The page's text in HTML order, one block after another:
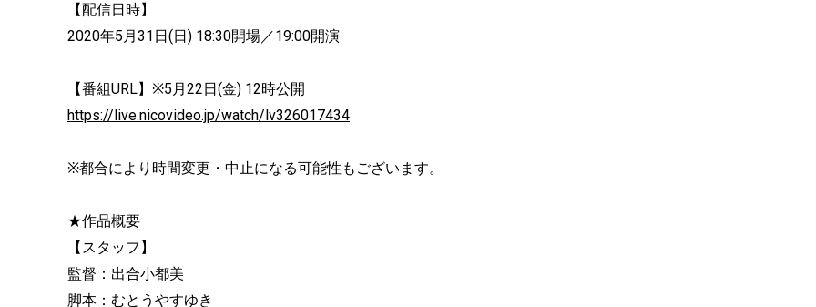
【配信日時】
2020年5月31日(日) 18:30開場／19:00開演
【番組URL】※5月22日(金) 12時公開
https://live.nicovideo.jp/watch/lv326017434
※都合により時間変更・中止になる可能性もございます。
★作品概要
【スタッフ】
監督：出合小都美
脚本：むとうやすゆき